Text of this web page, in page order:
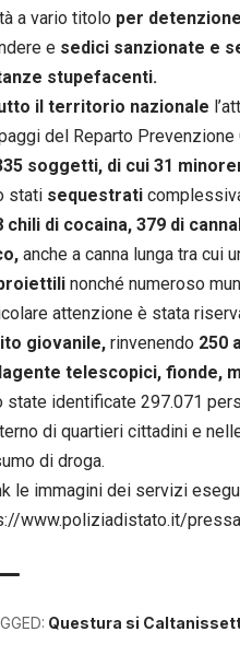
a vario titolo per
e sedici sanzionate e
stupefacenti.
il territorio nazionale
del Reparto Prevenzione
soggetti, di cui 31
stati sequestrati
chili di cocaina, 379 di
anche a canna lunga tra cui
nonché numeroso
attenzione è stata
giovanile, rinvenendo 250
telescopici, fionde,
state identificate 297.071
di quartieri cittadini e
di droga.
le immagini dei servizi
www.poliziadistato.it/
Questura si